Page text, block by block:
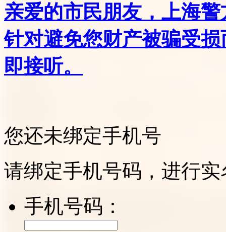
亲爱的市民朋友，上海
针对避免您财产被骗受
即接听。
您还未绑定手机号
请绑定手机号码，进行
手机号码：